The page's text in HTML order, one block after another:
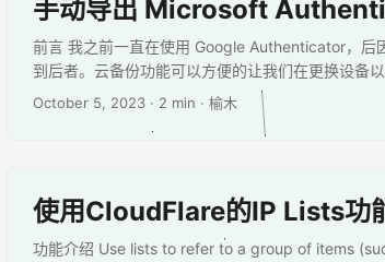
手动导出 Microsoft
前言 我之前一直在使用 Google Authenticator，
到后者。云备份功能可以方便的让我们在更换设备
October 5, 2023 · 2 min · 榆木
使用CloudFlare的IP Lists功
功能介绍 Use lists to refer to a group of items